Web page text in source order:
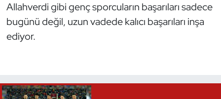
Allahverdi gibi genç sporcuların başarıları sadece
bugünü değil, uzun vadede kalıcı başarıları inşa
ediyor.
Yelken
Yüzme